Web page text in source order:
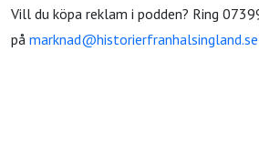
Vill du köpa reklam i podden? Ring
på marknad@historierfranhalsingland.se